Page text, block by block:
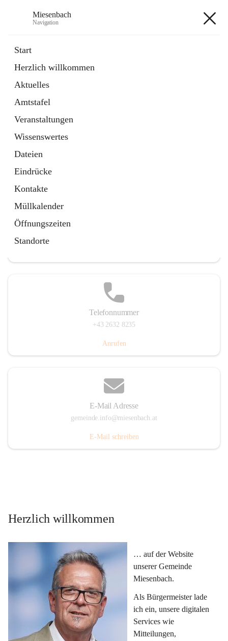
Miesenbach
Navigation
Start
Herzlich willkommen
Aktuelles
Amtstafel
Veranstaltungen
Wissenswertes
Dateien
Eindrücke
Kontakte
Müllkalender
Öffnungszeiten
Standorte
Externe Webseite
in
Tab
Region Schneebergland
Externe Webseite
öffnet
in
neuem
Tab
Telefonnummer
+43 2632 8235
Anrufen
E-Mail Adresse
gemeinde.info@miesenbach.at
E-Mail schreiben
Herzlich willkommen
… auf der Website
unserer Gemeinde
Miesenbach.
Als Bürgermeister lade
ich ein, unsere digitalen
Services wie
Mitteilungen,